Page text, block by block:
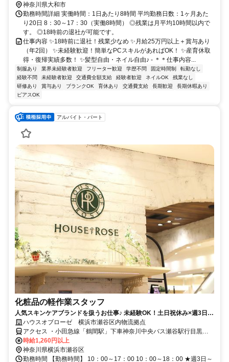
神奈川県大和市
勤務時間詳細 実働時間：1日あたり8時間 平均勤務日数：1ヶ月あた
り20日 8：30～17：30（実働8時間） ◎残業は月平均10時間以内で
す。 ◎18時前の退社が可能です。
仕事内容 ✨18時前に退社！残業少なめ ✨月給25万円以上＋賞与あり
（年2回） ✨未経験歓迎！簡単なPCスキルがあればOK！ ✨産育休取
得・復帰実績多数！ ✨髪型自由・ネイル自由♪ - ＊＊仕事内容...
制服あり 業界未経験者歓迎 フリーター歓迎 学歴不問 固定時間制
転勤なし
経験不問
未経験者歓迎 交通費全額支給 経験者歓迎 ネイルOK
残業なし
研修あり
賞与あり ブランクOK 育休あり 交通費支給 長期歓迎
長期休暇あり
ピアスOK
アルバイト・パート
化粧品の軽作業スタッフ
人気スキンケアブランドを扱うお仕事♪ 未経験OK！土日祝休み×週3日～
◎コツコツ軽作業！
ハウスオブローゼ 横浜市瀬谷区内物流拠点
アクセス ・小田急線「鶴間駅」下車神奈川中央バス瀬谷駅行目黒バ
ス停より徒歩2分・馬場屋敷バス停より徒歩4分・八幡神社前（横浜
市）バス停より徒歩13分・瀬谷入口バス停より徒歩14分
時給1,260円以上
神奈川県横浜市瀬谷区
勤務時間 【勤務時間】 10：00～17：00 10：00～18：00 ★週3日～